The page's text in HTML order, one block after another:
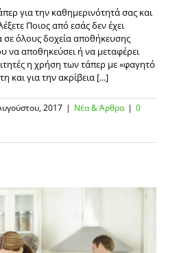
για την καθημερινότητά σας και
Ποιος από εσάς δεν έχει
σε όλους δοχεία αποθήκευσης
να αποθηκεύσει ή να μεταφέρει
η χρήση των τάπερ με «φαγητό
και για την ακρίβεια [...]
2017 | Νέα & Άρθρα | 0